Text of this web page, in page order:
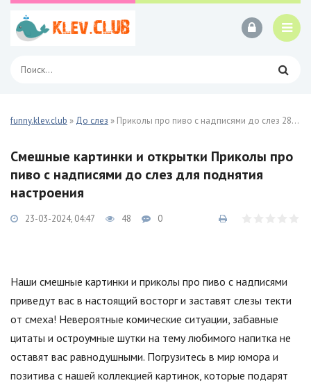
funny.klev.club » До слез » Приколы про пиво с надписями до слез 28 фото
Смешные картинки и открытки Приколы про
пиво с надписями до слез для поднятия
настроения
23-03-2024, 04:47 48 0
Наши смешные картинки и приколы про пиво с надписями
приведут вас в настоящий восторг и заставят слезы текти
от смеха! Невероятные комические ситуации, забавные
цитаты и остроумные шутки на тему любимого напитка не
оставят вас равнодушными. Погрузитесь в мир юмора и
позитива с нашей коллекцией картинок, которые подарят